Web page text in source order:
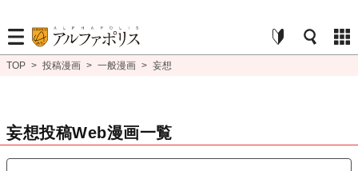
TOP > 投稿漫画 > 一般漫画 > 妄想
妄想投稿Web漫画一覧